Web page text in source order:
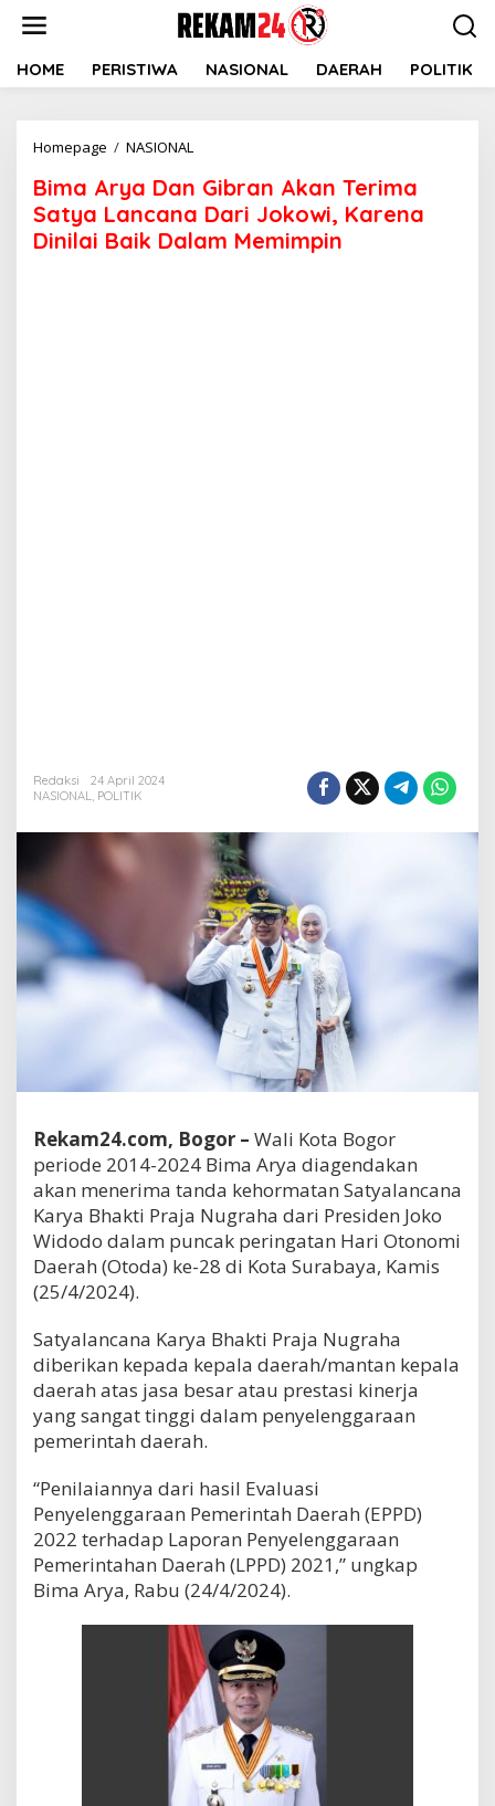
HOME PERISTIWA NASIONAL DAERAH POLITIK
Homepage / NASIONAL
Dan
Gibran
Terima
Bima Arya Dan Gibran Akan Terima
Satya Lancana Dari Jokowi, Karena
Dinilai Baik Dalam Memimpin
Redaksi
24 April 2024
NASIONAL, POLITIK
Rekam24.com, Bogor – Wali Kota Bogor
periode 2014-2024 Bima Arya diagendakan
akan menerima tanda kehormatan Satyalancana
Karya Bhakti Praja Nugraha dari Presiden Joko
Widodo dalam puncak peringatan Hari Otonomi
Daerah (Otoda) ke-28 di Kota Surabaya, Kamis
(25/4/2024).
Satyalancana Karya Bhakti Praja Nugraha
diberikan kepada kepala daerah/mantan kepala
daerah atas jasa besar atau prestasi kinerja
yang sangat tinggi dalam penyelenggaraan
pemerintah daerah.
“Penilaiannya dari hasil Evaluasi
Penyelenggaraan Pemerintah Daerah (EPPD)
2022 terhadap Laporan Penyelenggaraan
Pemerintahan Daerah (LPPD) 2021,” ungkap
Bima Arya, Rabu (24/4/2024).